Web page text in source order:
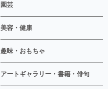
園芸
美容・健康
趣味・おもちゃ
アートギャラリー・書籍・俳句